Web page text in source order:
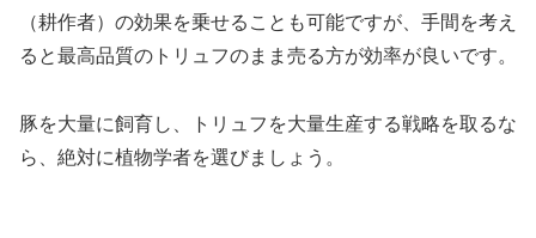
（耕作者）の効果を乗せることも可能ですが、手間を考え
ると最高品質のトリュフのまま売る方が効率が良いです。
豚を大量に飼育し、トリュフを大量生産する戦略を取るな
ら、絶対に植物学者を選びましょう。